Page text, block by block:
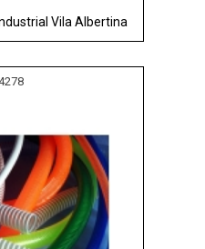
Vila Albertina